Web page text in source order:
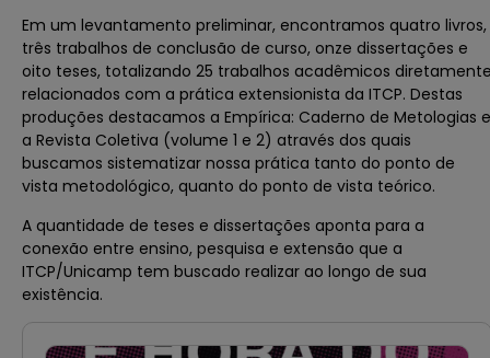
Em um levantamento preliminar, encontramos quatro livros,
três trabalhos de conclusão de curso, onze dissertações e
oito teses, totalizando 25 trabalhos acadêmicos
relacionados com a prática extensionista da ITCP. Destas
produções destacamos a Empírica: Caderno de Metologias e
a Revista Coletiva (volume 1 e 2) através dos quais
buscamos sistematizar nossa prática tanto do ponto de
vista metodológico, quanto do ponto de vista teórico.
A quantidade de teses e dissertações aponta para a
conexão entre ensino, pesquisa e extensão que a
ITCP/Unicamp tem buscado realizar ao longo de sua
existência.